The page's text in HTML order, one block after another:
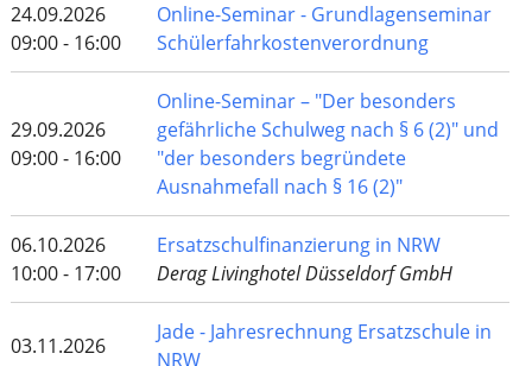
24.09.2026
09:00 - 16:00
Online-Seminar - Grundlagenseminar
Schülerfahrkostenverordnung
29.09.2026
09:00 - 16:00
Online-Seminar – "Der besonders
gefährliche Schulweg nach § 6 (2)" und
"der besonders begründete
Ausnahmefall nach § 16 (2)"
06.10.2026
10:00 - 17:00
Ersatzschulfinanzierung in NRW
Derag Livinghotel Düsseldorf GmbH
03.11.2026
Jade - Jahresrechnung Ersatzschule in
NRW